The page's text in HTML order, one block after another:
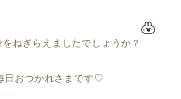
ねぎらえましたでしょうか？
日おつかれさまです♡